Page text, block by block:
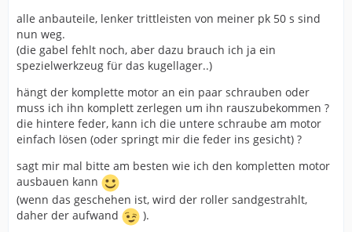
alle anbauteile, lenker trittleisten von meiner pk 50 s sind
nun weg.
(die gabel fehlt noch, aber dazu brauch ich ja ein
spezielwerkzeug für das kugellager..)
hängt der komplette motor an ein paar schrauben oder
muss ich ihn komplett zerlegen um ihn rauszubekommen ?
die hintere feder, kann ich die untere schraube am motor
einfach lösen (oder springt mir die feder ins gesicht) ?
sagt mir mal bitte am besten wie ich den kompletten motor
ausbauen kann
(wenn das geschehen ist, wird der roller sandgestrahlt,
daher der aufwand
).